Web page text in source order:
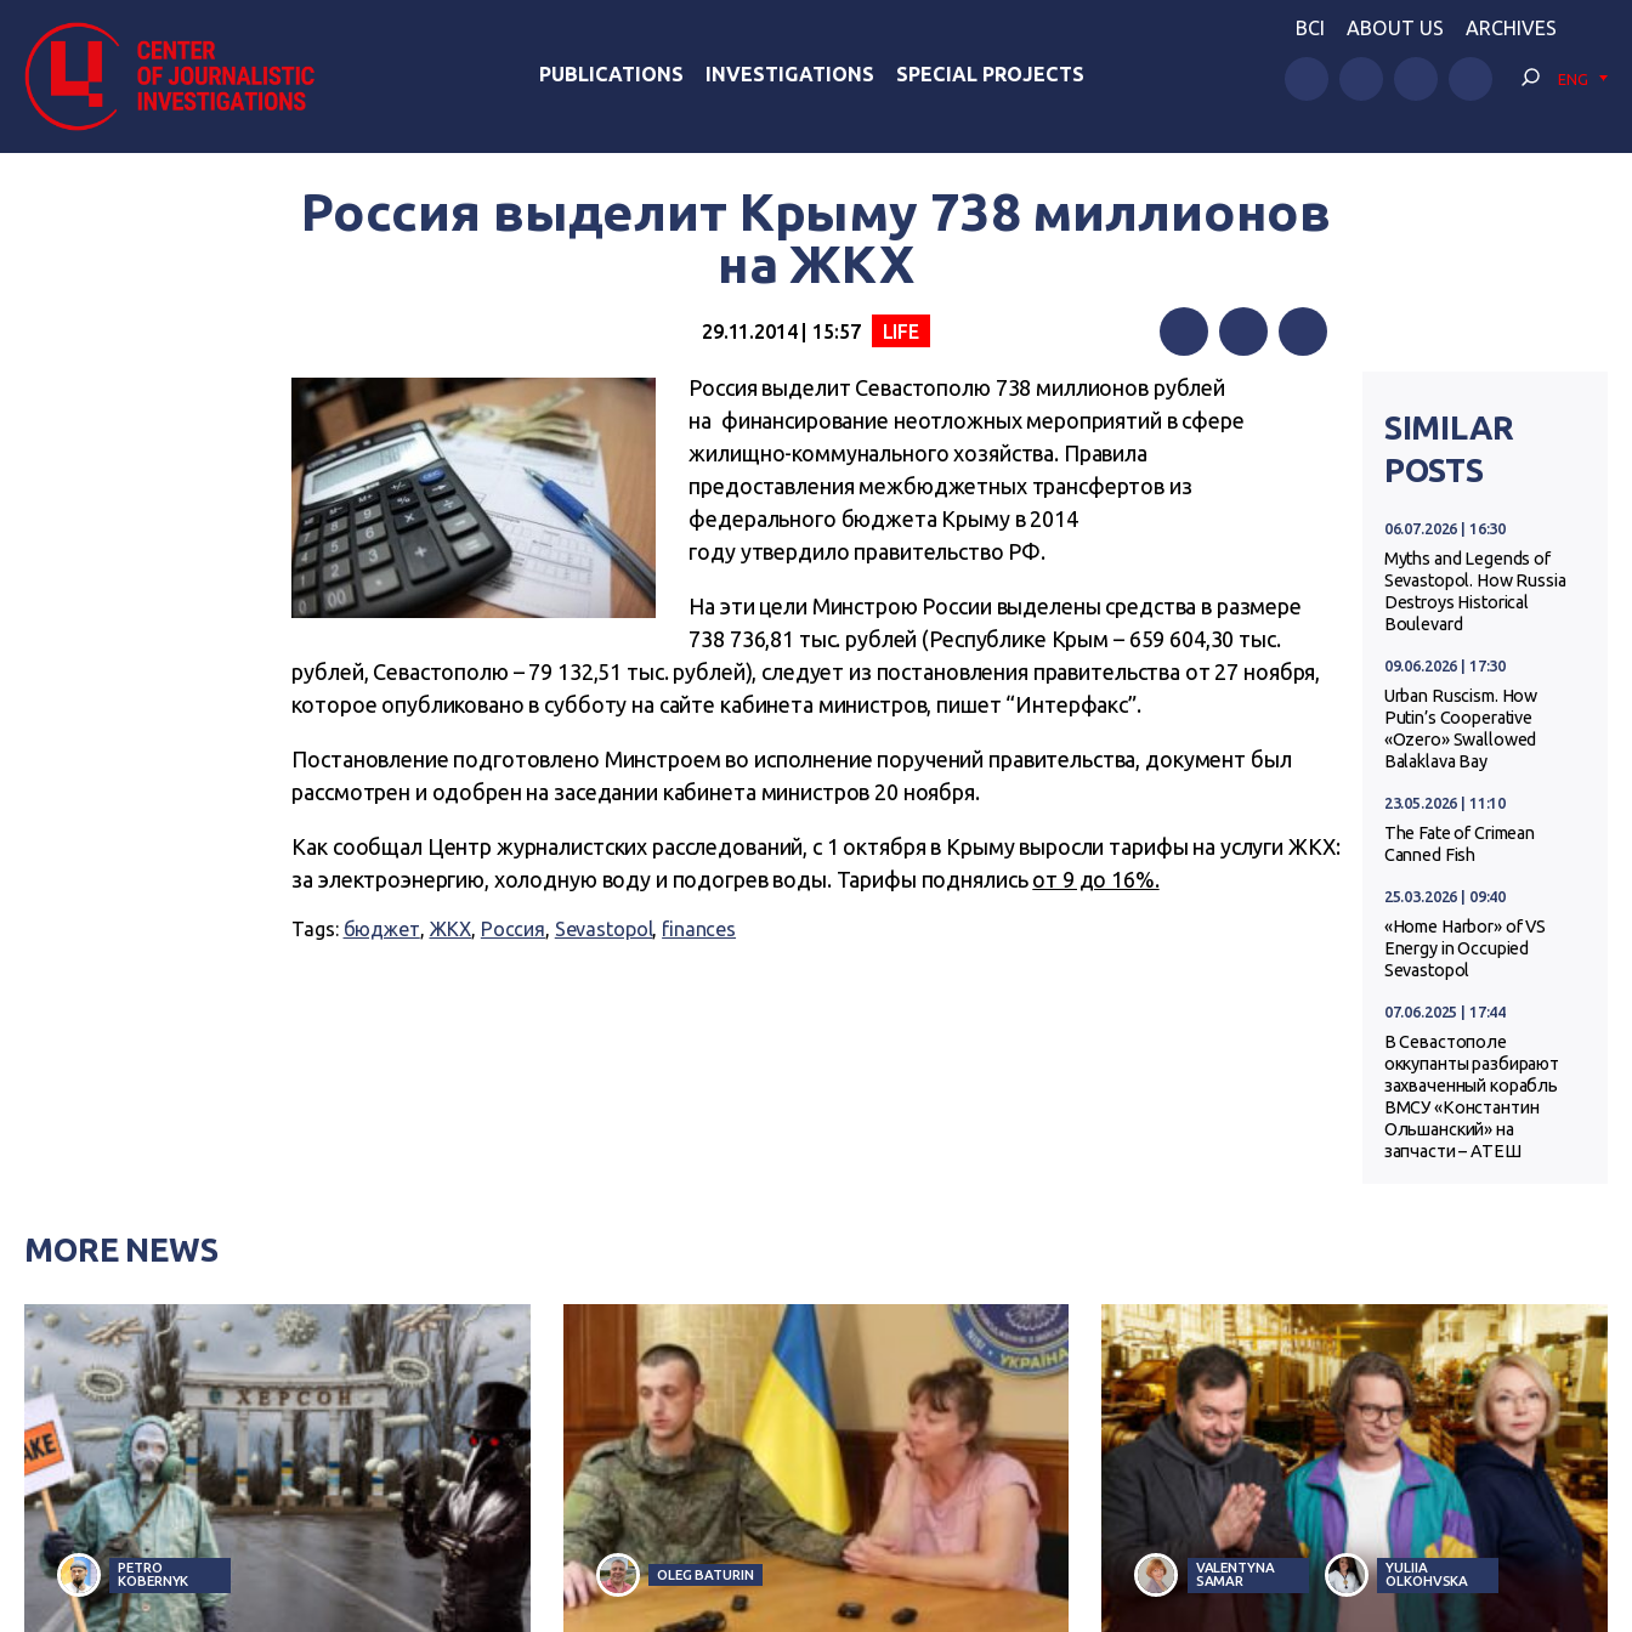
PUBLICATIONS INVESTIGATIONS SPECIAL PROJECTS
BCI ABOUT US ARCHIVES
ENG
Россия выделит Крыму 738 миллионов
на ЖКХ
29.11.2014 | 15:57 LIFE
FacebookTwitter
Россия выделит Севастополю 738 миллионов рублей
на финансирование неотложных мероприятий в сфере
жилищно-коммунального хозяйства. Правила
предоставления межбюджетных трансфертов из
федерального бюджета Крыму в 2014
году утвердило правительство РФ.
На эти цели Минстрою России выделены средства в размере
738 736,81 тыс. рублей (Республике Крым – 659 604,30 тыс.
рублей, Севастополю – 79 132,51 тыс. рублей), следует из постановления правительства от 27 ноября,
которое опубликовано в субботу на сайте кабинета министров, пишет “Интерфакс”.
Постановление подготовлено Минстроем во исполнение поручений правительства, документ был
рассмотрен и одобрен на заседании кабинета министров 20 ноября.
Как сообщал Центр журналистских расследований, с 1 октября в Крыму выросли тарифы на услуги ЖКХ:
за электроэнергию, холодную воду и подогрев воды. Тарифы поднялись от 9 до 16%.
Tags: бюджет, ЖКХ, Россия, Sevastopol, finances
SIMILAR
POSTS
06.07.2026 | 16:30
Myths and Legends of
Sevastopol. How Russia
Destroys Historical
Boulevard
09.06.2026 | 17:30
Urban Ruscism. How
Putin’s Cooperative
«Ozero» Swallowed
Balaklava Bay
23.05.2026 | 11:10
The Fate of Crimean
Canned Fish
25.03.2026 | 09:40
«Home Harbor» of VS
Energy in Occupied
Sevastopol
07.06.2025 | 17:44
В Севастополе
оккупанты разбирают
захваченный корабль
ВМСУ «Константин
Ольшанский» на
запчасти – АТЕШ
MORE NEWS
PETRO
KOBERNYK
OLEG BATURIN
VALENTYNA
SAMAR
YULIIA
OLKOHVSKA